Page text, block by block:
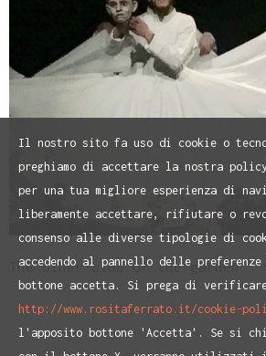
The other side of the garden
Il nostro sito fa uso di cookie o
preghiamo di accettare la nostra
per una tua migliore esperienza di
liberamente accettare, rifiutare o
consenso alle diverse tipologie di
accedendo al pannello delle
bottone accetta. Si prega di
http://www.rositaferrato.it/cookie-
l'apposito bottone 'Accetta'. Se si